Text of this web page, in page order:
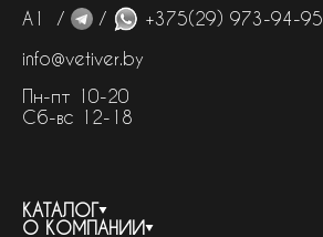
А1 /
/
+375(29) 973-94-95
info@vetiver.by
Пн-пт 10-20
Сб-вс 12-18
КАТАЛОГ
О КОМПАНИИ